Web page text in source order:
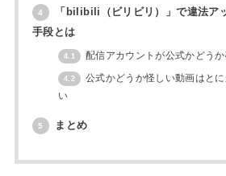
4
「bilibili（ビリビリ）」で違法ア
手段とは
4.1 配信アカウントが公式かどう
4.2
公式かどうか怪しい動画はと
い
5 まとめ